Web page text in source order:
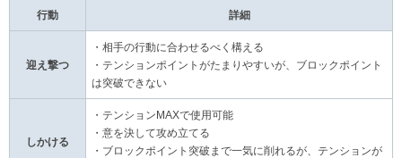
行動 詳細
迎え撃つ
・相手の行動に合わせるべく構える
・テンションポイントがたまりやすいが、ブロックポイント
は突破できない
しかける
・テンションMAXで使用可能
・意を決して攻め立てる
・ブロックポイント突破まで一気に削れるが、テンションが